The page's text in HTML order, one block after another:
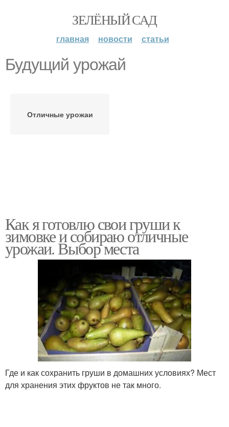
ЗЕЛЁНЫЙ САД
главная новости статьи
Будущий урожай
Отличные урожаи
Как я готовлю свои груши к
зимовке и собираю отличные
урожаи. Выбор места
Где и как сохранить груши в домашних условиях? Мест
для хранения этих фруктов не так много.